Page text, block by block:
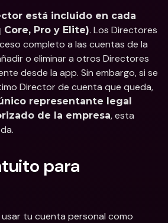
está incluido en cada
Pro y Elite). Los Directores
completo a las cuentas de la
o eliminar a otros Directores
desde la app. Sin embargo, si se
Director de cuenta que queda,
representante legal
de la empresa, esta
para
tu cuenta personal como